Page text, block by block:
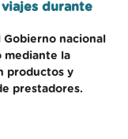
durante
Gobierno nacional
mediante la
productos y
prestadores.